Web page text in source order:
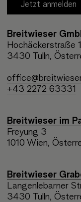
Jetzt anmelden
Breitwieser
Hochäckerstraße
3430 Tulln,
+43 2272 63331
Breitwieser im
Freyung 3
1010 Wien,
Breitwieser
Langenlebarner
3430 Tulln,